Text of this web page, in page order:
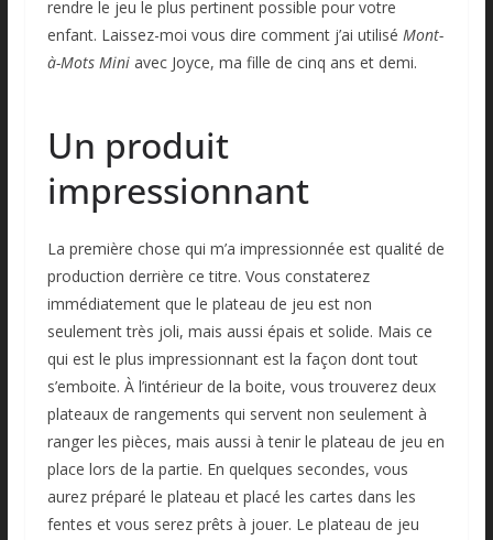
rendre le jeu le plus pertinent possible pour votre
enfant. Laissez-moi vous dire comment j’ai utilisé Mont-
à-Mots Miniavec Joyce, ma fille de cinq ans et demi.
Un produit
impressionnant
La première chose qui m’a impressionnée est qualité de
production derrière ce titre. Vous constaterez
immédiatement que le plateau de jeu est non
seulement très joli, mais aussi épais et solide. Mais ce
qui est le plus impressionnant est la façon dont tout
s’emboite. À l’intérieur de la boite, vous trouverez deux
plateaux de rangements qui servent non seulement à
ranger les pièces, mais aussi à tenir le plateau de jeu en
place lors de la partie. En quelques secondes, vous
aurez préparé le plateau et placé les cartes dans les
fentes et vous serez prêts à jouer. Le plateau de jeu